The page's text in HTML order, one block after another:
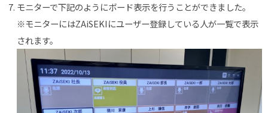
モニターで下記のようにボード表示を行うことができました。
※モニターにはZAiSEKIにユーザー登録している人が一覧で表示
されます。